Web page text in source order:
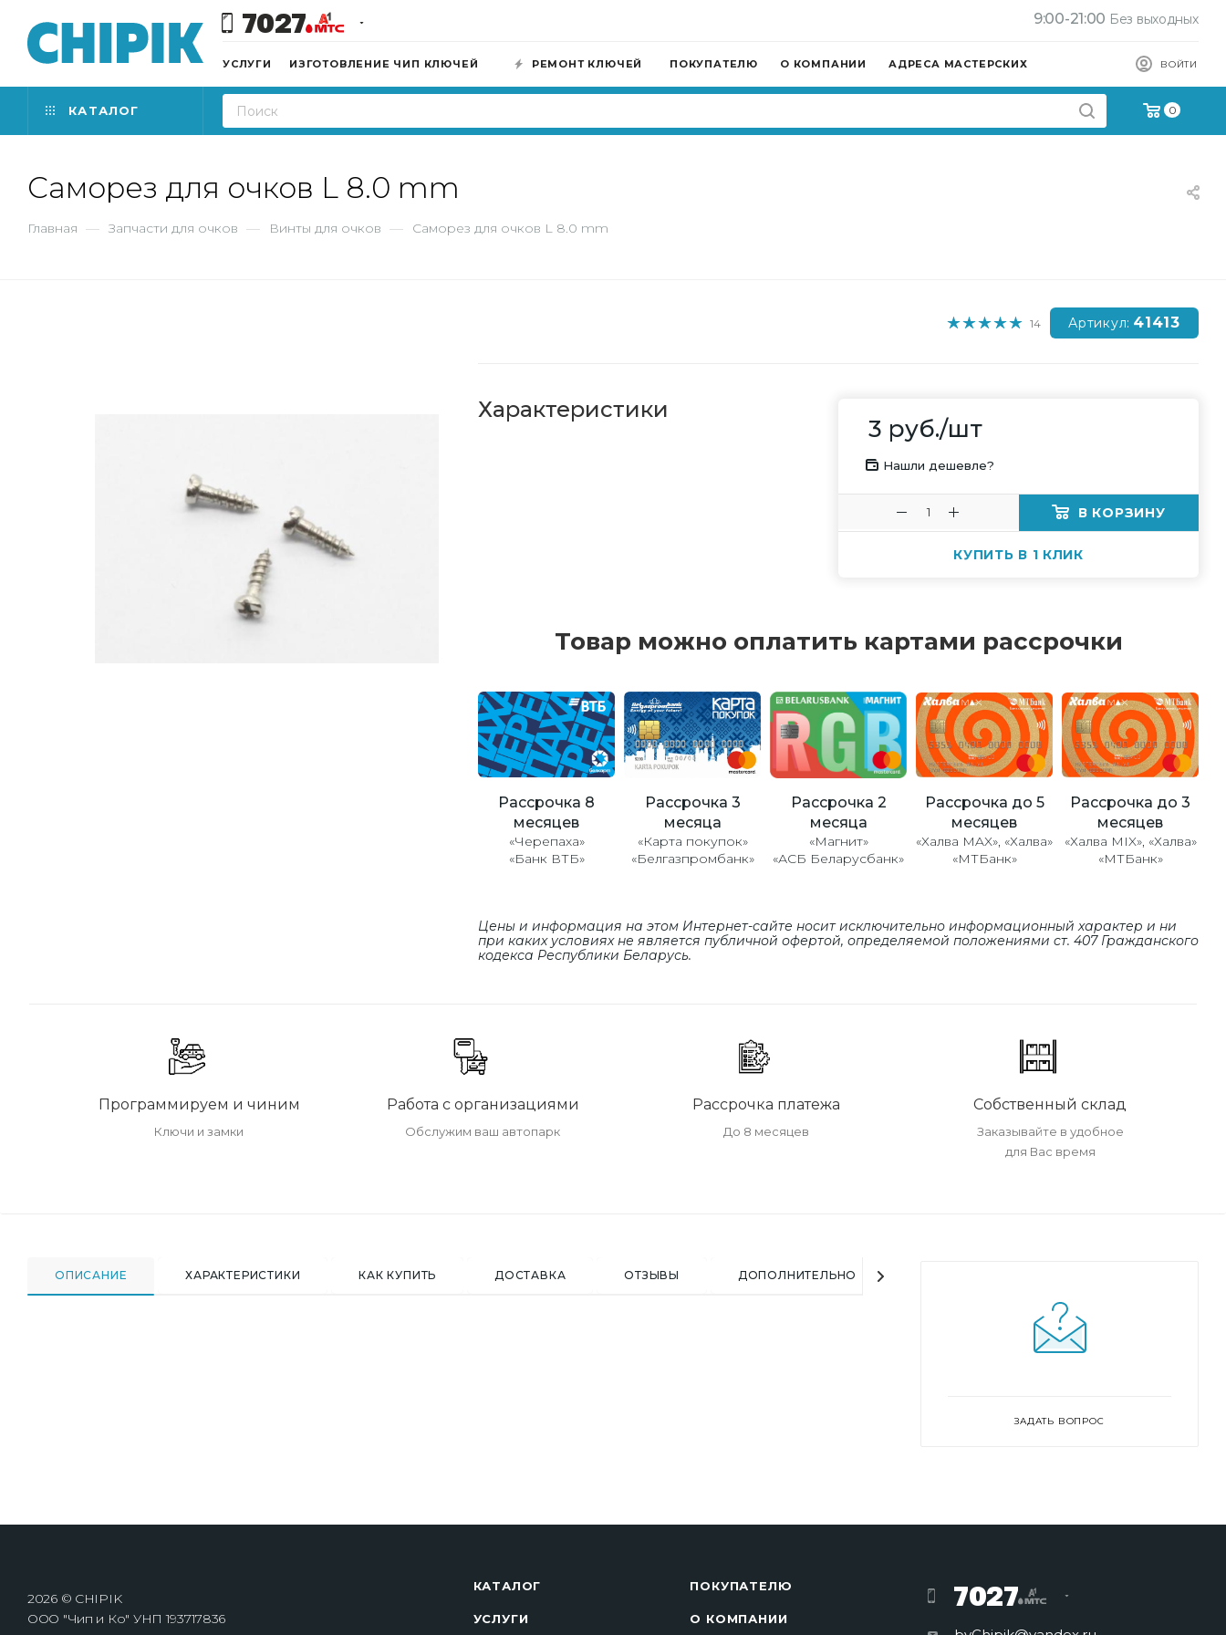
7027 9:00-21:00 Без выходных
ВОЙТИ
УСЛУГИ ИЗГОТОВЛЕНИЕ ЧИП КЛЮЧЕЙ РЕМОНТ КЛЮЧЕЙ ПОКУПАТЕЛЮ О КОМПАНИИ АДРЕСА МАСТЕРСКИХ
0
КАТАЛОГ
Саморез для очков L 8.0 mm
Главная — Запчасти для очков — Винты для очков — Саморез для очков L 8.0 mm
14 Артикул: 41413
Характеристики
3 руб./шт
Нашли дешевле?
В КОРЗИНУ
КУПИТЬ В 1 КЛИК
Товар можно оплатить картами рассрочки
Рассрочка 8
месяцев
«Черепаха»
«Банк ВТБ»
Рассрочка 3
месяца
«Карта покупок»
«Белгазпромбанк»
Рассрочка 2
месяца
«Магнит»
«АСБ Беларусбанк»
Рассрочка до 5
месяцев
«Халва MAX», «Халва»
«МТБанк»
Рассрочка до 3
месяцев
«Халва MIX», «Халва»
«МТБанк»
Цены и информация на этом Интернет-сайте носит исключительно информационный характер и ни
при каких условиях не является публичной офертой, определяемой положениями cт. 407 Гражданского
кодекса Республики Беларусь.
Программируем и чиним
Ключи и замки
Работа с организациями
Обслужим ваш автопарк
Рассрочка платежа
До 8 месяцев
Собственный склад
Заказывайте в удобное
для Вас время
ОПИСАНИЕ ХАРАКТЕРИСТИКИ КАК КУПИТЬ ДОСТАВКА ОТЗЫВЫ ДОПОЛНИТЕЛЬНО
ЗАДАТЬ ВОПРОС
2026 © CHIPIK
ООО "Чип и Ко" УНП 193717836
КАТАЛОГ
УСЛУГИ
ПОКУПАТЕЛЮ
О КОМПАНИИ
7027